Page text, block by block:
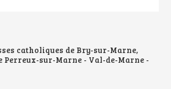
catholiques de Bry-sur-Marne,
Perreux-sur-Marne - Val-de-Marne -